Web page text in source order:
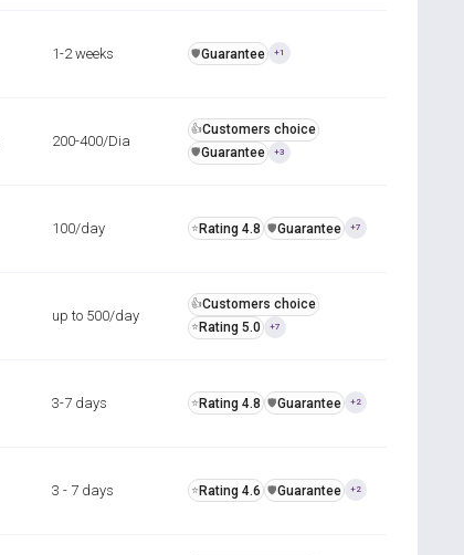
1-2 weeks ️🛡️Guarantee +1
200-400/Dia
👍Customers choice
️🛡️Guarantee +3
100/day ⭐Rating 4.8 ️🛡️Guarantee +7
up to 500/day
👍Customers choice
⭐ Rating 5.0 +7
3-7 days ⭐Rating 4.8 ️🛡️Guarantee +2
3 - 7 days ⭐Rating 4.6 ️🛡️Guarantee +2